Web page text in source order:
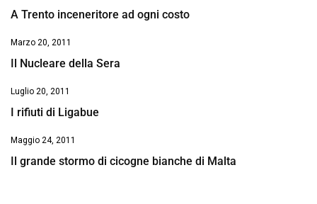
A Trento inceneritore ad ogni costo
Marzo 20, 2011
Il Nucleare della Sera
Luglio 20, 2011
I rifiuti di Ligabue
Maggio 24, 2011
Il grande stormo di cicogne bianche di Malta